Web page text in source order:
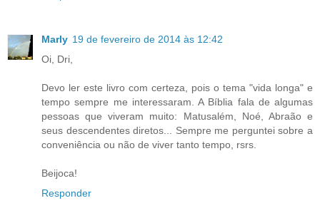
Marly 19 de fevereiro de 2014 às 12:42
Oi, Dri,
Devo ler este livro com certeza, pois o tema "vida longa" e
tempo sempre me interessaram. A Bíblia fala de algumas
pessoas que viveram muito: Matusalém, Noé, Abraão e
seus descendentes diretos... Sempre me perguntei sobre a
conveniência ou não de viver tanto tempo, rsrs.
Beijoca!
Responder